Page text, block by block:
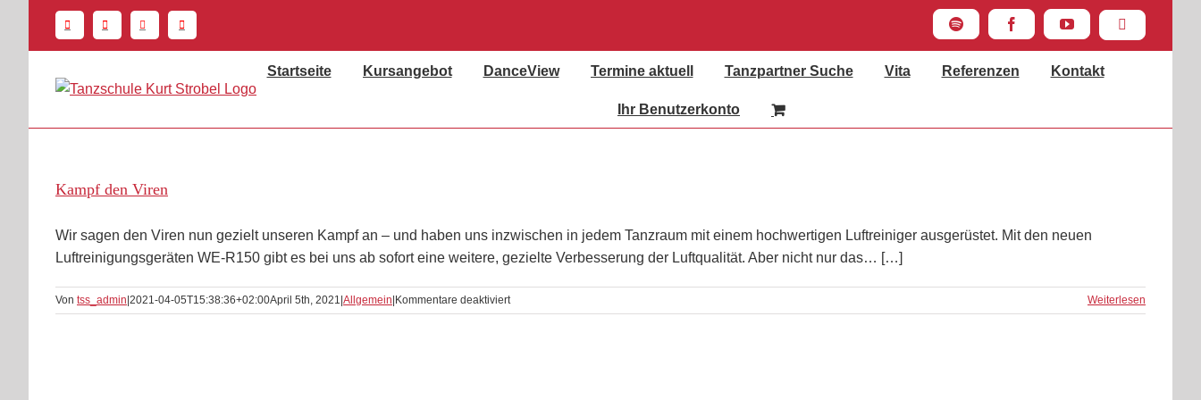
springen
Spotify FacebookYouTube Instagram
Startseite Kursangebot DanceView Termine aktuell Tanzpartner Suche Vita Referenzen Kontakt
Ihr Benutzerkonto
Kampf den Viren
Wir sagen den Viren nun gezielt unseren Kampf an – und haben uns inzwischen in jedem Tanzraum mit einem hochwertigen Luftreiniger ausgerüstet. Mit den neuen
Luftreinigungsgeräten WE-R150 gibt es bei uns ab sofort eine weitere, gezielte Verbesserung der Luftqualität. Aber nicht nur das… […]
Von tss_admin 2021-04-05T15:38:36+02:00April 5th, 2021 Allgemein Kommentare deaktiviertfür
Kampf
Weiterlesen